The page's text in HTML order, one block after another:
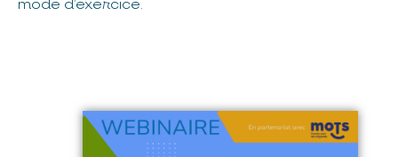
mode d’exercice.